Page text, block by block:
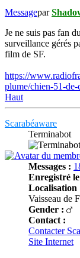
Messagepar
Je ne suis pas fan
surveillance gérés
film de SF.
https://
plume/chien-51-
Haut
Scarabéaware
Terminabot
Messages :
Enregistré
Localisation
Vaisseau de
Gender :
Contact :
Contacter
Site Internet